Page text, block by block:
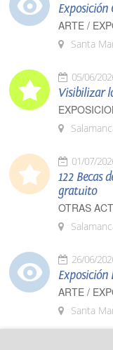
Exposición
ARTE /
Santa
05/06/
Visibilizar
01/07/
122 Becas
gratuito
OTRAS
26/06/
Exposición
ARTE /
Santa